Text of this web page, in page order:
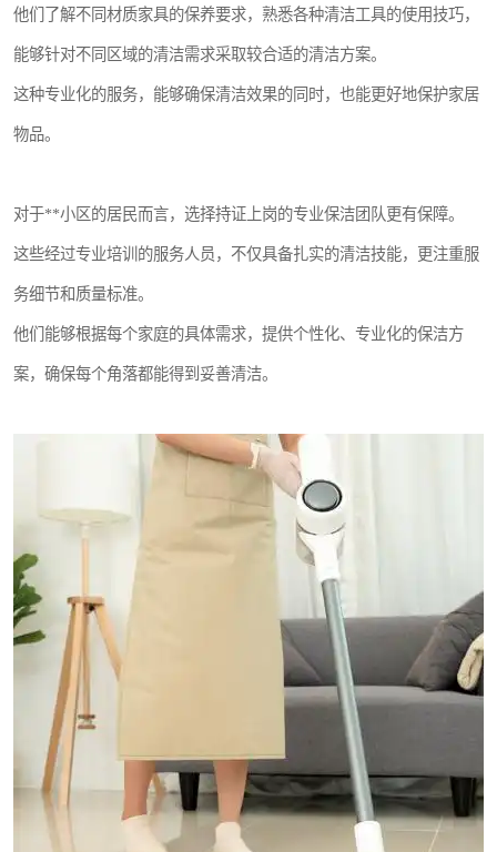
他们了解不同材质家具的保养要求，熟悉各种清洁工具的使用技巧，
能够针对不同区域的清洁需求采取较合适的清洁方案。
这种专业化的服务，能够确保清洁效果的同时，也能更好地保护家居
物品。
对于**小区的居民而言，选择持证上岗的专业保洁团队更有保障。
这些经过专业培训的服务人员，不仅具备扎实的清洁技能，更注重服
务细节和质量标准。
他们能够根据每个家庭的具体需求，提供个性化、专业化的保洁方
案，确保每个角落都能得到妥善清洁。